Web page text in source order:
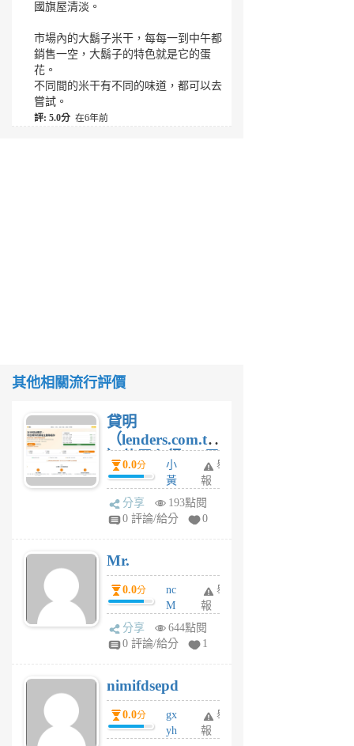
國旗屋清淡。
市場內的大鬍子米干，每每一到中午都
銷售一空，大鬍子的特色就是它的蛋
花。
不同間的米干有不同的味道，都可以去
嘗試。
評: 5.0分 在6年前
其他相關流行評價
貸明
（lenders.com.tw
）使用心得 — 民
間貸款比較平台
體驗
0.0分
小
黃
蜂
1
舉
報
分享
193點閱
0 評論/給分
0
Mr.
0.0分
nc
M
U
F
U
5
個
月
舉
報
分享
644點閱
0 評論/給分
1
nimifdsepd
0.0分
gx
yh
舉
報